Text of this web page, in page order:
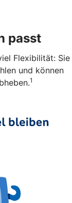
passt
Flexibilität: Sie
und können
1